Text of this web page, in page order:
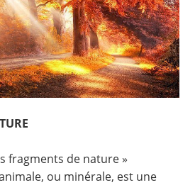
fragments de nature »
ou minérale, est une